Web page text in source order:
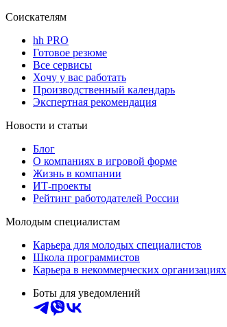
Соискателям
hh PRO
Готовое резюме
Все сервисы
Хочу у вас работать
Производственный календарь
Экспертная рекомендация
Новости и статьи
Блог
О компаниях в игровой форме
Жизнь в компании
ИТ-проекты
Рейтинг работодателей России
Молодым специалистам
Карьера для молодых специалистов
Школа программистов
Карьера в некоммерческих организациях
Боты для уведомлений